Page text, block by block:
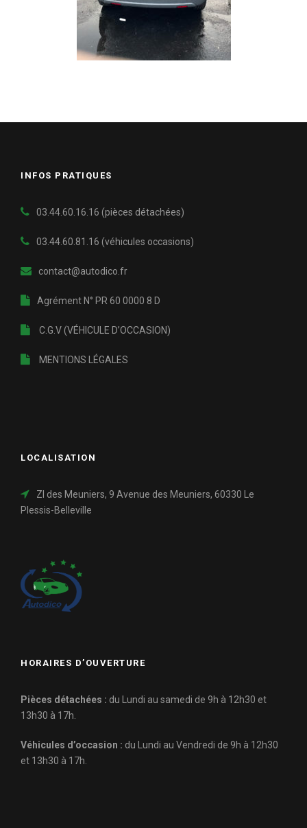
INFOS PRATIQUES
03.44.60.16.16 (pièces détachées)
03.44.60.81.16 (véhicules occasions)
contact@autodico.fr
Agrément N° PR 60 0000 8 D
C.G.V (VÉHICULE D’OCCASION)
MENTIONS LÉGALES
LOCALISATION
ZI des Meuniers, 9 Avenue des Meuniers, 60330 Le
Plessis-Belleville
HORAIRES D’OUVERTURE
Pièces détachées : du Lundi au samedi de 9h à 12h30 et
13h30 à 17h.
Véhicules d’occasion : du Lundi au Vendredi de 9h à 12h30
et 13h30 à 17h.